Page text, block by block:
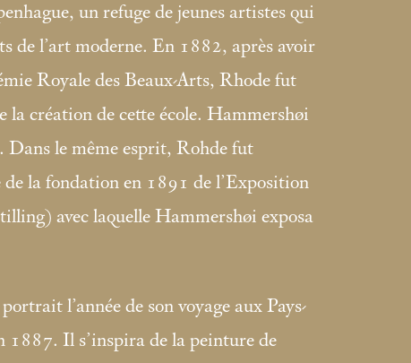
un refuge de jeunes artistes qui
de l’art moderne. En 1882, après avoir
Royale des Beaux-Arts, Rhode fut
la création de cette école. Hammershøi
Dans le même esprit, Rohde fut
de la fondation en 1891 de l’Exposition
avec laquelle Hammershøi exposa
l’année de son voyage aux Pays-
1887. Il s’inspira de la peinture de